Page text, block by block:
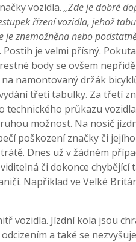
vozidla. „Zde je dobré
řízení vozidla, jehož
je znemožněna nebo
Postih je velmi přísný.
body se ovšem
namontovaný držák
třetí tabulky. Za třetí
technického průkazu
možnost. Na nosič
poškození značky či
Dnes už v žádném
či dokonce
Například ve Velké
vozidla. Jízdní kola jsou
a také se